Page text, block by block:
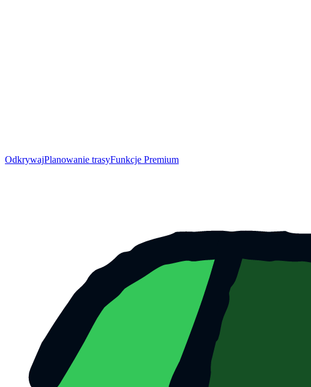
OdkrywajPlanowanie trasyFunkcje Premium